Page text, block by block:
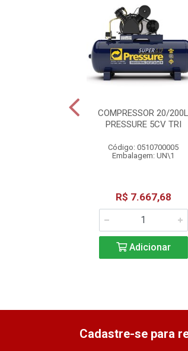
COMPRESSOR 20/200L
PRESSURE 5CV TRI
Código: 0510700005
Embalagem: UN\1
R$ 7.667,68
Adicionar
Cadastre-se para